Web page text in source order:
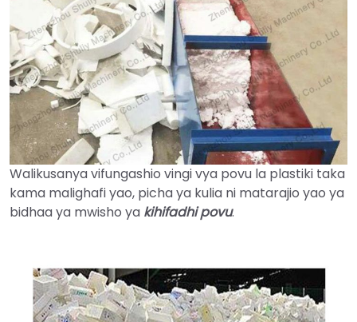
Walikusanya vifungashio vingi vya povu la plastiki taka
kama malighafi yao, picha ya kulia ni matarajio yao ya
bidhaa ya mwisho ya kihifadhi povu.